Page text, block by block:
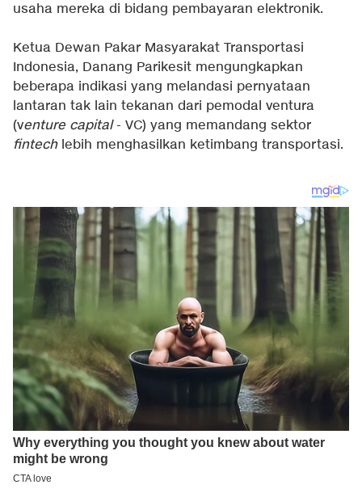
usaha mereka di bidang pembayaran elektronik.
Ketua Dewan Pakar Masyarakat Transportasi
Indonesia, Danang Parikesit mengungkapkan
beberapa indikasi yang melandasi pernyataan
lantaran tak lain tekanan dari pemodal ventura
(venture capital- VC) yang memandang sektor
fintechlebih menghasilkan ketimbang transportasi.